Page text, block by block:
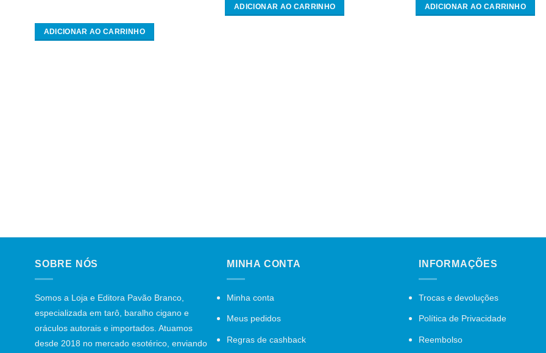
ADICIONAR AO CARRINHO
ADICIONAR AO CARRINHO ADICIONAR AO CARRINHO
SOBRE NÓS
Somos a Loja e Editora Pavão Branco,
especializada em tarô, baralho cigano e
oráculos autorais e importados. Atuamos
desde 2018 no mercado esotérico, enviando
MINHA CONTA
Minha conta
Meus pedidos
Regras de cashback
INFORMAÇÕES
Trocas e devoluções
Política de Privacidade
Reembolso